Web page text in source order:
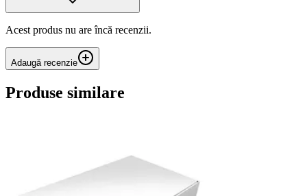
Acest produs nu are încă recenzii.
Adaugă recenzie
Produse similare